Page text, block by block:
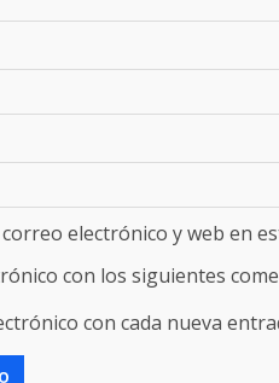
electrónico y web en
con los siguientes
con cada nueva